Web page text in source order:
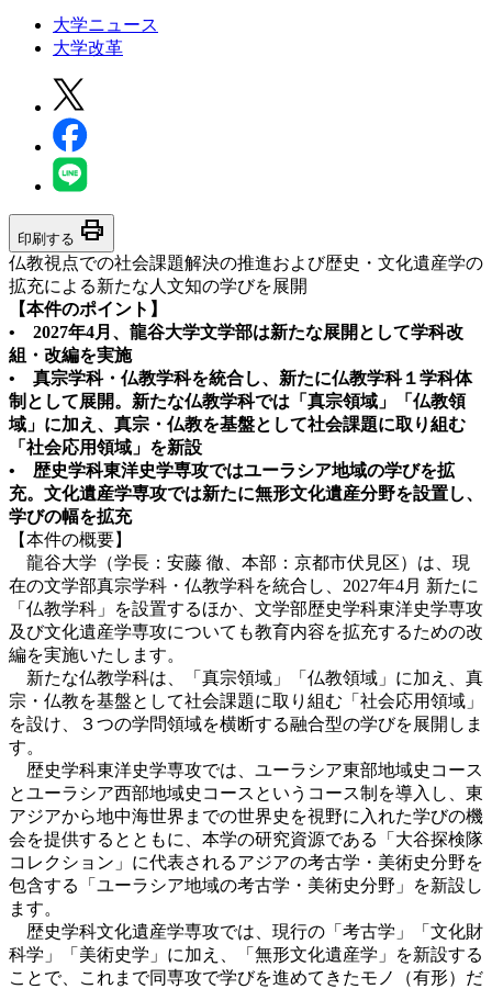
大学ニュース
大学改革
印刷する print
仏教視点での社会課題解決の推進および歴史・文化遺産学の
拡充による新たな人文知の学びを展開
【本件のポイント】
• 2027年4月、龍谷大学文学部は新たな展開として学科改
組・改編を実施
• 真宗学科・仏教学科を統合し、新たに仏教学科１学科体
制として展開。新たな仏教学科では「真宗領域」「仏教領
域」に加え、真宗・仏教を基盤として社会課題に取り組む
「社会応用領域」を新設
• 歴史学科東洋史学専攻ではユーラシア地域の学びを拡
充。文化遺産学専攻では新たに無形文化遺産分野を設置し、
学びの幅を拡充
【本件の概要】
龍谷大学（学長：安藤 徹、本部：京都市伏見区）は、現
在の文学部真宗学科・仏教学科を統合し、2027年4月 新たに
「仏教学科」を設置するほか、文学部歴史学科東洋史学専攻
及び文化遺産学専攻についても教育内容を拡充するための改
編を実施いたします。
新たな仏教学科は、「真宗領域」「仏教領域」に加え、真
宗・仏教を基盤として社会課題に取り組む「社会応用領域」
を設け、３つの学問領域を横断する融合型の学びを展開しま
す。
歴史学科東洋史学専攻では、ユーラシア東部地域史コース
とユーラシア西部地域史コースというコース制を導入し、東
アジアから地中海世界までの世界史を視野に入れた学びの機
会を提供するとともに、本学の研究資源である「大谷探検隊
コレクション」に代表されるアジアの考古学・美術史分野を
包含する「ユーラシア地域の考古学・美術史分野」を新設し
ます。
歴史学科文化遺産学専攻では、現行の「考古学」「文化財
科学」「美術史学」に加え、「無形文化遺産学」を新設する
ことで、これまで同専攻で学びを進めてきたモノ（有形）だ